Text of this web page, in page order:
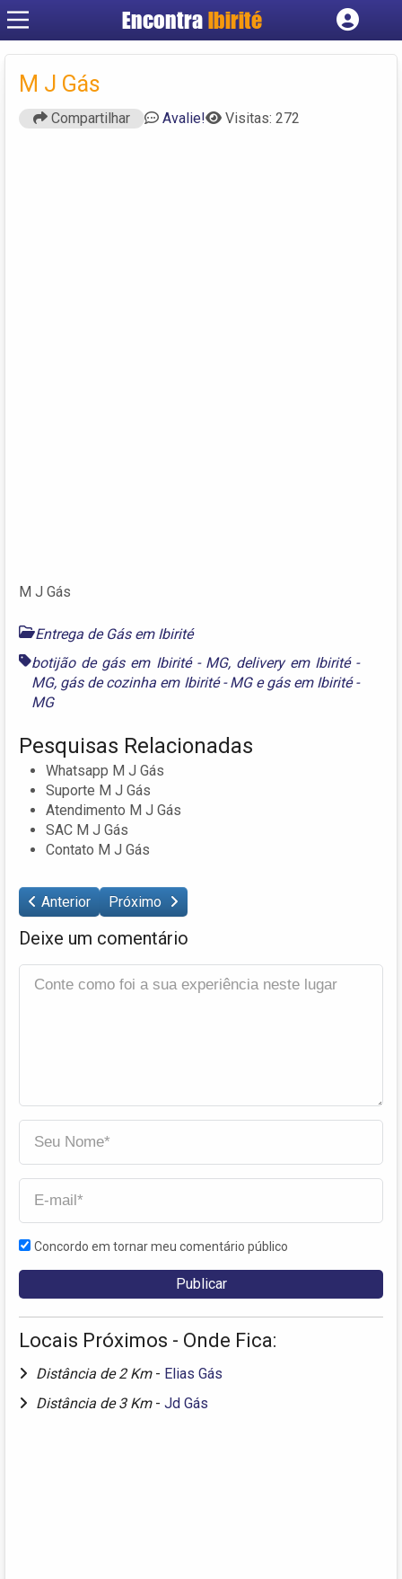
EncontraIbirité
Cadastrar empresa
M J Gás
Compartilhar Avalie! Visitas: 272
M J Gás
Entrega de Gás em Ibirité
botijão de gás em Ibirité - MG, delivery em Ibirité -
MG, gás de cozinha em Ibirité - MGegás em Ibirité -
MG
Pesquisas Relacionadas
Whatsapp M J Gás
Suporte M J Gás
Atendimento M J Gás
SAC M J Gás
Contato M J Gás
Anterior Próximo
Deixe um comentário
Concordo em tornar meu comentário público
Locais Próximos - Onde Fica:
Distância de 2 Km - Elias Gás
Distância de 3 Km - Jd Gás